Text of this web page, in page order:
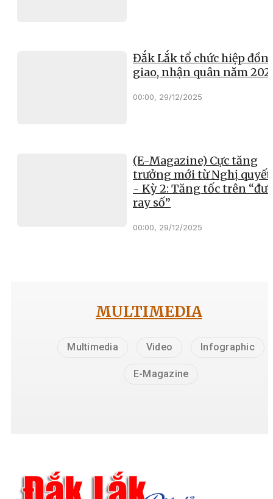
Đắk Lắk tổ chức hiệp
giao, nhận quân năm
00:00, 29/12/2025
(E-Magazine) Cực tăng
trưởng mới từ Nghị quyết
- Kỳ 2: Tăng tốc trên
ray số”
00:00, 29/12/2025
MULTIMEDIA
Multimedia Video Infographic
E-Magazine